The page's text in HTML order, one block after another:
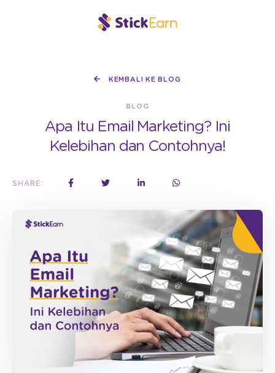
KEMBALI KE BLOG
BLOG
Apa Itu Email Marketing? Ini
Kelebihan dan Contohnya!
SHARE: